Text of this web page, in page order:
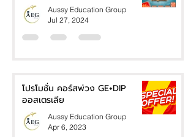
Aussy Education Group
Jul 27, 2024
โปรโมชั่น คอร์สพ่วง GE+DIP
ออสเตรเลีย
Aussy Education Group
Apr 6, 2023